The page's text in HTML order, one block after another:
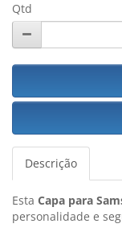
Qtd
Descrição
Esta Capa para
personalidade e